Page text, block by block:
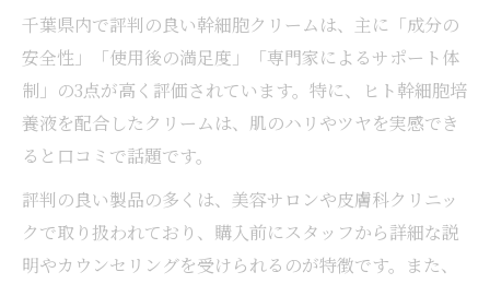
千葉県内で評判の良い幹細胞クリームは、主に「成分の
安全性」「使用後の満足度」「専門家によるサポート体
制」の3点が高く評価されています。特に、ヒト幹細胞培
養液を配合したクリームは、肌のハリやツヤを実感でき
ると口コミで話題です。
評判の良い製品の多くは、美容サロンや皮膚科クリニッ
クで取り扱われており、購入前にスタッフから詳細な説
明やカウンセリングを受けられるのが特徴です。また、